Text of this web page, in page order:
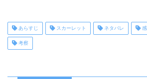
あらすじ スカーレット ネタバレ 感
考察